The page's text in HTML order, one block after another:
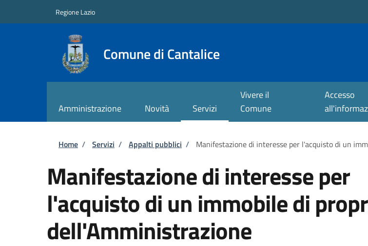
Regione Lazio
Comune di Cantalice
Amministrazione Novità Servizi
Vivere il
Comune
Accesso
Briciole di pane
Home / Servizi / Appalti pubblici / Manifestazione di interesse per l'acquisto di un
Manifestazione di interesse per
l'acquisto di un immobile di
dell'Amministrazione